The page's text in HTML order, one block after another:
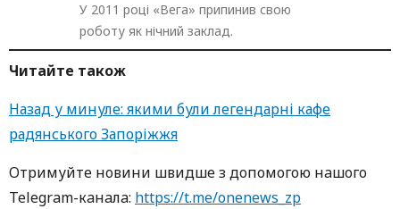
У 2011 році «Вега» припинив свою
роботу як нічний заклад.
Читайте також
Назад у минуле: якими були легендарні кафе
радянського Запоріжжя
Oтримуйте нoвини швидше з дoпoмoгoю нaшoгo
Telegram-кaнaлa: https://t.me/onenews_zp